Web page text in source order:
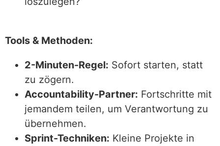
Tools & Methoden:
2-Minuten-Regel: Sofort starten, statt
zu zögern.
Accountability-Partner: Fortschritte mit
jemandem teilen, um Verantwortung zu
übernehmen.
Sprint-Techniken: Kleine Projekte in